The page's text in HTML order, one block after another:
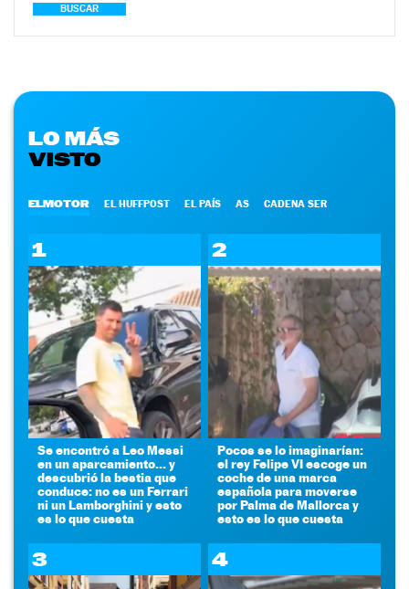
BUSCAR
LO MÁS
VISTO
ELMOTOR EL HUFFPOST EL PAÍS AS CADENA SER
1
Se encontró a Leo Messi
en un aparcamiento... y
descubrió la bestia que
conduce: no es un Ferrari
ni un Lamborghini y esto
es lo que cuesta
2
Pocos se lo imaginarían:
el rey Felipe VI escoge un
coche de una marca
española para moverse
por Palma de Mallorca y
esto es lo que cuesta
3 4